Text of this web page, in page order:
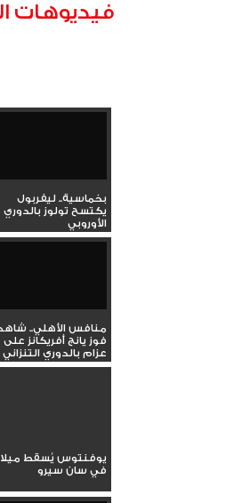
فيديوهات
بخماسية.. ليفربول
يكتسح تولوز بالدوري
الأوروبي
منافس الأهلي..
فوز يانج أفريكانز على
عزام بالدوري التنزاني
يوفنتوس يُسقط
في سان سيرو